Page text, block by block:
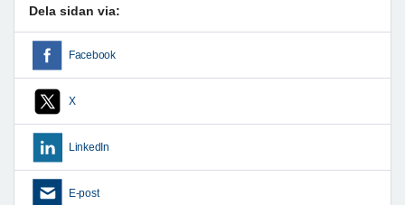
Dela sidan via:
Facebook
X
LinkedIn
E-post